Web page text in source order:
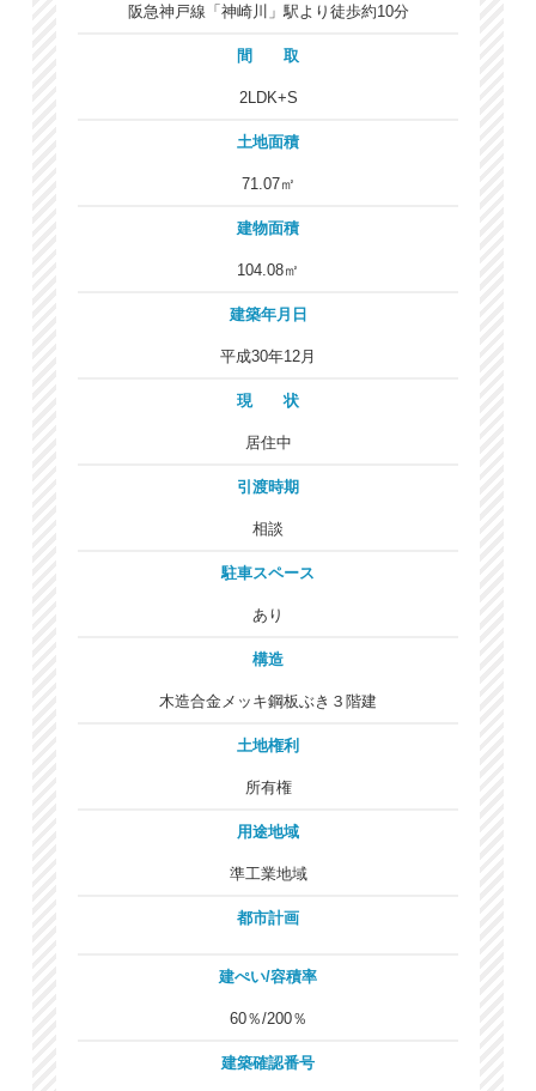
阪急神戸線「神崎川」駅より徒歩約10分
間 取
2LDK+S
土地面積
71.07㎡
建物面積
104.08㎡
建築年月日
平成30年12月
現 状
居住中
引渡時期
相談
駐車スペース
あり
構造
木造合金メッキ鋼板ぶき３階建
土地権利
所有権
用途地域
準工業地域
都市計画
建ぺい/容積率
60％/200％
建築確認番号